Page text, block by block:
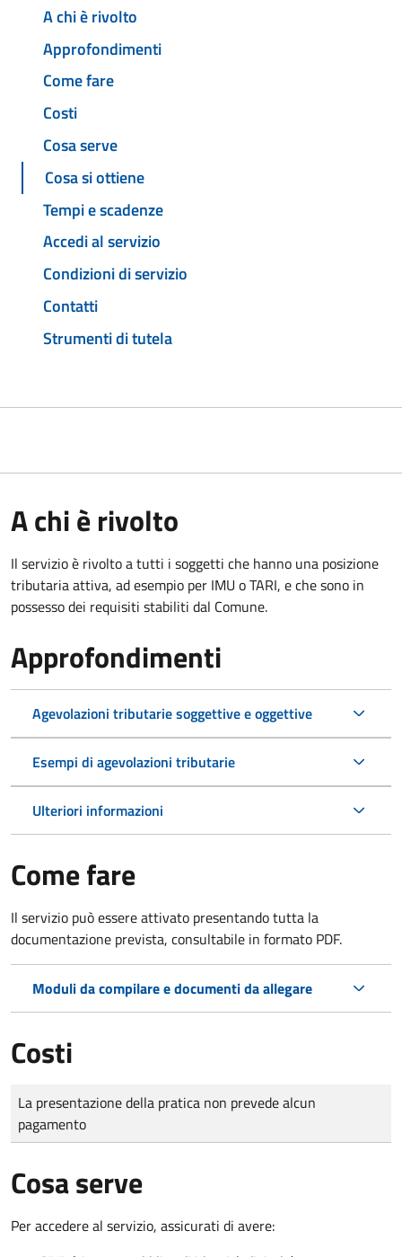
A chi è rivolto
Approfondimenti
Come fare
Costi
Cosa serve
Cosa si ottiene
Tempi e scadenze
Accedi al servizio
Condizioni di servizio
Contatti
Strumenti di tutela
A chi è rivolto
Il servizio è rivolto a tutti i soggetti che hanno una posizione
tributaria attiva, ad esempio per IMU o TARI, e che sono in
possesso dei requisiti stabiliti dal Comune.
Approfondimenti
Agevolazioni tributarie soggettive e oggettive
Esempi di agevolazioni tributarie
Ulteriori informazioni
Come fare
Il servizio può essere attivato presentando tutta la
documentazione prevista, consultabile in formato PDF.
Moduli da compilare e documenti da allegare
Costi
Tipo di pagamento
Importo
La presentazione della pratica non prevede alcun
pagamento
Cosa serve
Per accedere al servizio, assicurati di avere: